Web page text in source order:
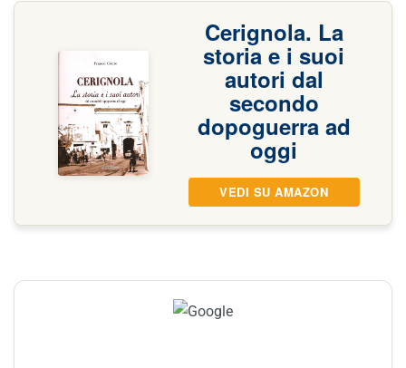
Cerignola. La
storia e i suoi
autori dal
secondo
dopoguerra ad
oggi
VEDI SU AMAZON